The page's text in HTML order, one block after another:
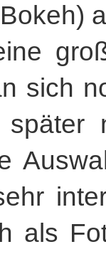
sich
als